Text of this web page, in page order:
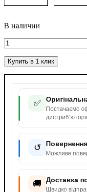
✅
Постачаємо
↺
Можливе
🚚 Доставка
Швидко
В наличии
Купить в 1 клик